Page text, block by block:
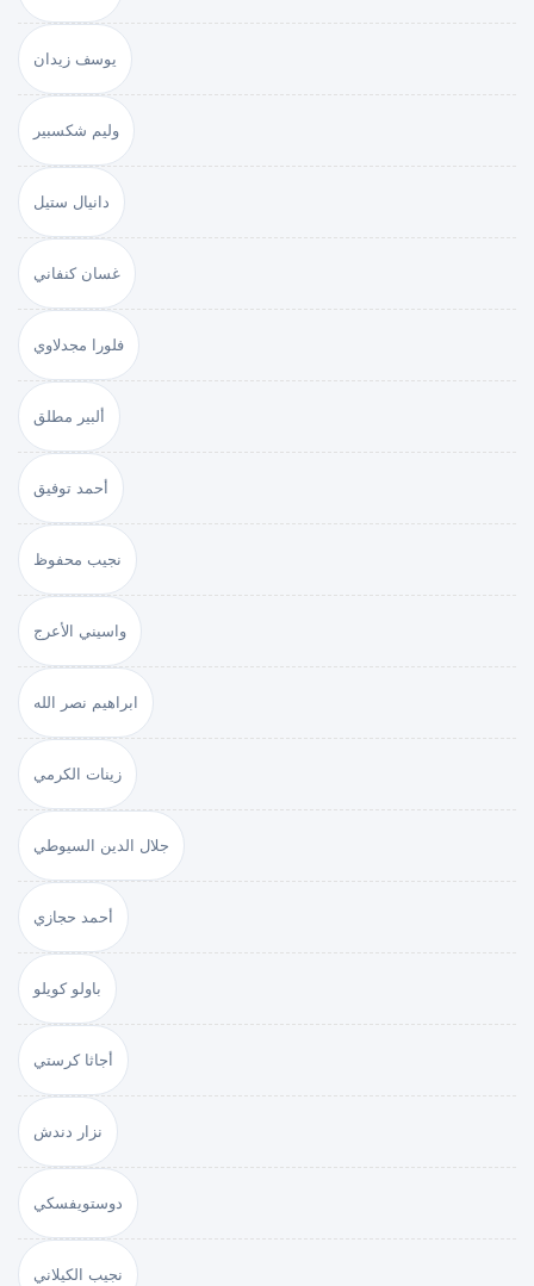
يوسف زيدان
وليم شكسبير
دانيال ستيل
غسان كنفاني
فلورا مجدلاوي
ألبير مطلق
أحمد توفيق
نجيب محفوظ
واسيني الأعرج
ابراهيم نصر الله
زينات الكرمي
جلال الدين السيوطي
أحمد حجازي
باولو كويلو
أجاثا كرستي
نزار دندش
دوستويفسكي
نجيب الكيلاني